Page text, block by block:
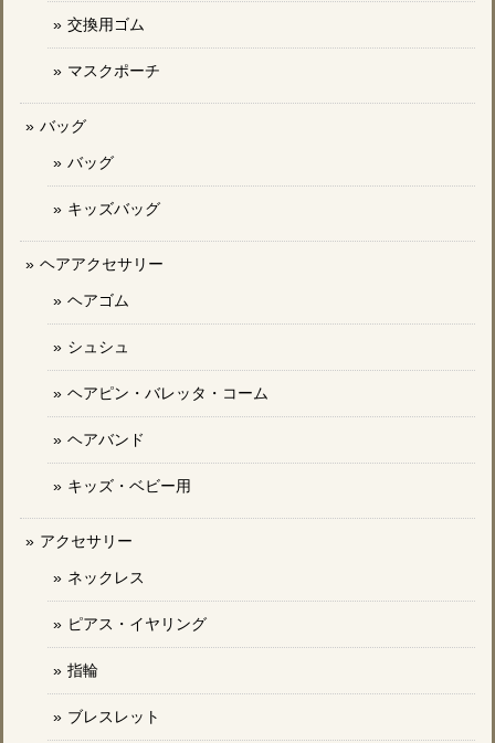
交換用ゴム
マスクポーチ
バッグ
バッグ
キッズバッグ
ヘアアクセサリー
ヘアゴム
シュシュ
ヘアピン・バレッタ・コーム
ヘアバンド
キッズ・ベビー用
アクセサリー
ネックレス
ピアス・イヤリング
指輪
ブレスレット